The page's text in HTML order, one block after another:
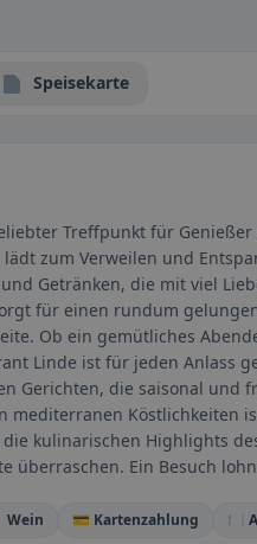
Speisekarte
Treffpunkt für
zum Verweilen und
Getränken, die mit viel
für einen rundum
Ob ein gemütliches
Linde ist für jeden Anlass
Gerichten, die saisonal und
mediterranen Köstlichkeiten
kulinarischen Highlights
überraschen. Ein Besuch
Wein 💳 Kartenzahlung 🍽️